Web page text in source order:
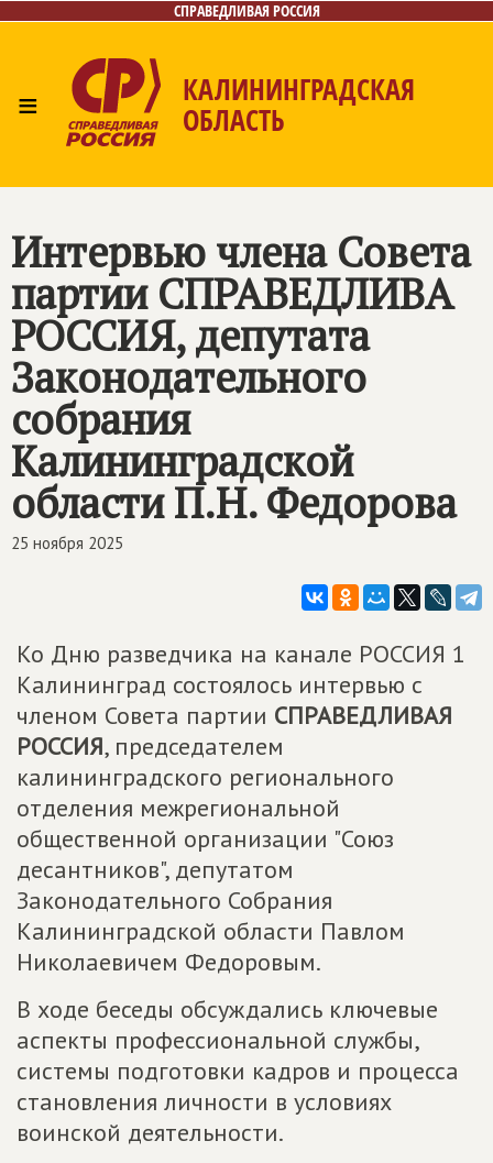
СПРАВЕДЛИВАЯ РОССИЯ
≡ КАЛИНИНГРАДСКАЯ
ОБЛАСТЬ
Интервью члена Совета
партии СПРАВЕДЛИВА
РОССИЯ, депутата
Законодательного
собрания
Калининградской
области П.Н. Федорова
25 ноября 2025
Ко Дню разведчика на канале РОССИЯ 1
Калининград состоялось интервью с
членом Совета партии СПРАВЕДЛИВАЯ
РОССИЯ, председателем
калининградского регионального
отделения межрегиональной
общественной организации "Союз
десантников", депутатом
Законодательного Собрания
Калининградской области Павлом
Николаевичем Федоровым.
В ходе беседы обсуждались ключевые
аспекты профессиональной службы,
системы подготовки кадров и процесса
становления личности в условиях
воинской деятельности.